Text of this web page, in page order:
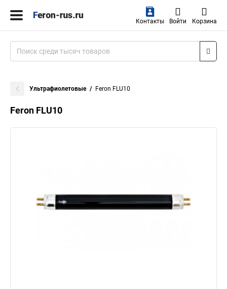
Контакты Войти Корзина
Ультрафиолетовые Feron FLU10
Feron FLU10